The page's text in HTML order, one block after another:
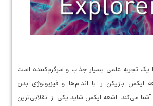
Inside Explorer یک تجربه علمی بسیار جذاب و سرگرم‌کننده است
ایکس بازیکن را با اندام‌ها و فیزیولوژی بدن
می‌کند. اشعه ایکس شاید یکی از انقلابی‌ترین